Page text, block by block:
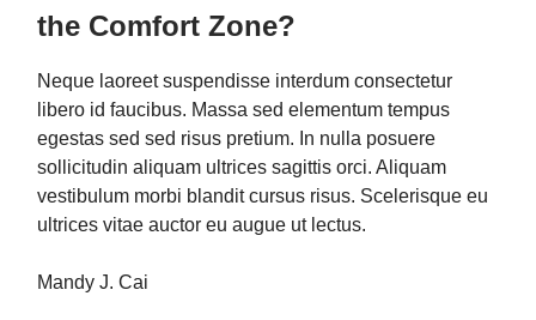
the Comfort Zone?
Neque laoreet suspendisse interdum consectetur
libero id faucibus. Massa sed elementum tempus
egestas sed sed risus pretium. In nulla posuere
sollicitudin aliquam ultrices sagittis orci. Aliquam
vestibulum morbi blandit cursus risus. Scelerisque eu
ultrices vitae auctor eu augue ut lectus.
Mandy J. Cai